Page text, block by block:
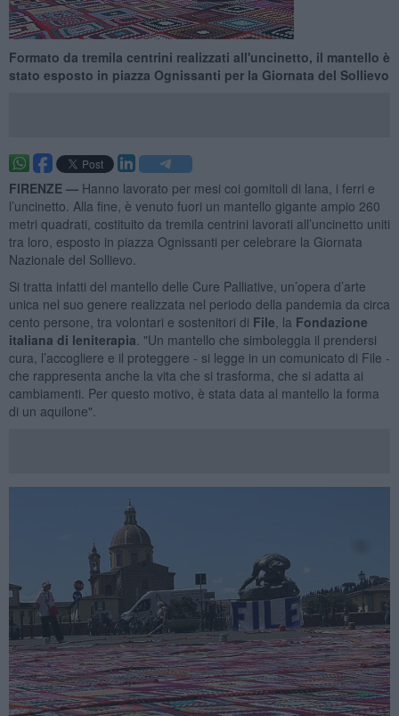
Formato da tremila centrini realizzati all'uncinetto, il mantello è
stato esposto in piazza Ognissanti per la Giornata del Sollievo
FIRENZE — Hanno lavorato per mesi coi gomitoli di lana, i ferri e
l’uncinetto. Alla fine, è venuto fuori un mantello gigante ampio 260
metri quadrati, costituito da tremila centrini lavorati all’uncinetto uniti
tra loro, esposto in piazza Ognissanti per celebrare la Giornata
Nazionale del Sollievo.
Si tratta infatti del mantello delle Cure Palliative, un’opera d’arte
unica nel suo genere realizzata nel periodo della pandemia da circa
cento persone, tra volontari e sostenitori di File , la Fondazione
italiana di leniterapia . "Un mantello che simboleggia il prendersi
cura, l’accogliere e il proteggere - si legge in un comunicato di File -
che rappresenta anche la vita che si trasforma, che si adatta ai
cambiamenti. Per questo motivo, è stata data al mantello la forma
di un aquilone".